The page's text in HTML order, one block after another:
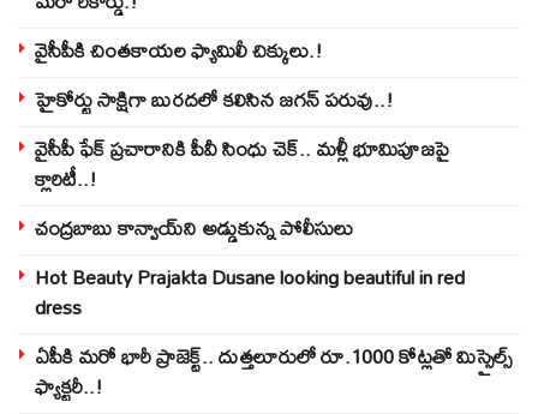
వైసీపీకి చింతకాయల ఫ్యామిలీ చిక్కులు.!
హైకోర్టు సాక్షిగా బురదలో కలిసిన జగన్ పరువు..!
వైసీపీ ఫేక్ ప్రచారానికి పీవీ సింధు చెక్.. మళ్లీ భూమిపూజపై
క్లారిటీ..!
చంద్రబాబు కాన్వాయ్‌ని అడ్డుకున్న పోలీసులు
Hot Beauty Prajakta Dusane looking beautiful in red
dress
ఏపీకి మరో భారీ ప్రాజెక్ట్.. దుత్తలూరులో రూ.1000 కోట్లతో మిస్సైల్స్
ఫ్యాక్టరీ..!